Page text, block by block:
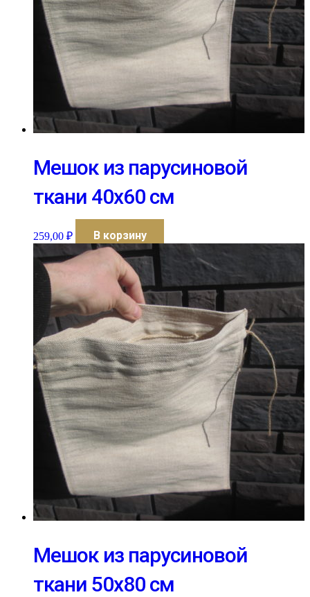
Мешок из парусиновой
ткани 40х60 см
259,00 ₽ В корзину
Мешок из парусиновой
ткани 50х80 см